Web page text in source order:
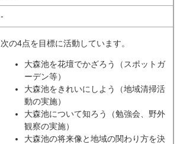
-
次の4点を目標に活動しています。
大森池を花壇でかざろう（スポットガ
ーデン等）
大森池をきれいにしよう（地域清掃活
動の実施）
大森池について知ろう（勉強会、野外
観察の実施）
大森池の将来像と地域の関わり方を決